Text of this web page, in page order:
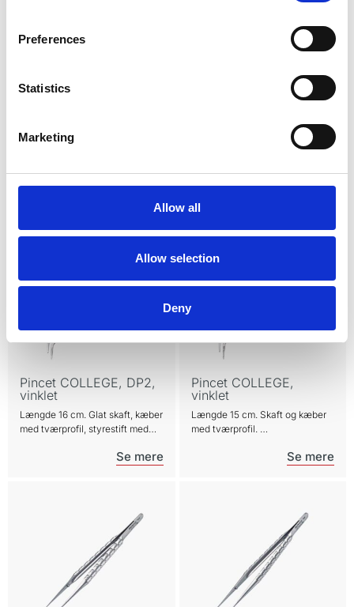
Preferences
Statistics
Marketing
Allow all
Allow selection
Deny
Rengøringsvejledning
Her finder du
Du kunne også være interesseret i…
Pincet COLLEGE, DP2,
vinklet
Længde 16 cm. Glat skaft, kæber
med tværprofil, styrestift med
kæbelukning. Alsidig pincet til
Pincet COLLEGE,
vinklet
Længde 15 cm. Skaft og kæber
med tværprofil.